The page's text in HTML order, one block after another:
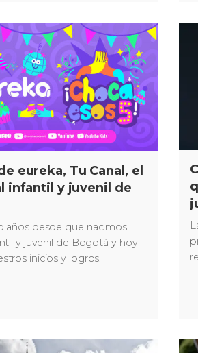
eureka, Tu Canal, el
infantil y juvenil de
años desde que nacimos
y juvenil de Bogotá y hoy
inicios y logros.